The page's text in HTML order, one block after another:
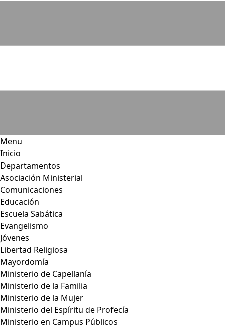
Menu
Inicio
Departamentos
Asociación Ministerial
Comunicaciones
Educación
Escuela Sabática
Evangelismo
Jóvenes
Libertad Religiosa
Mayordomía
Ministerio de Capellanía
Ministerio de la Familia
Ministerio de la Mujer
Ministerio del Espíritu de Profecía
Ministerio en Campus Públicos